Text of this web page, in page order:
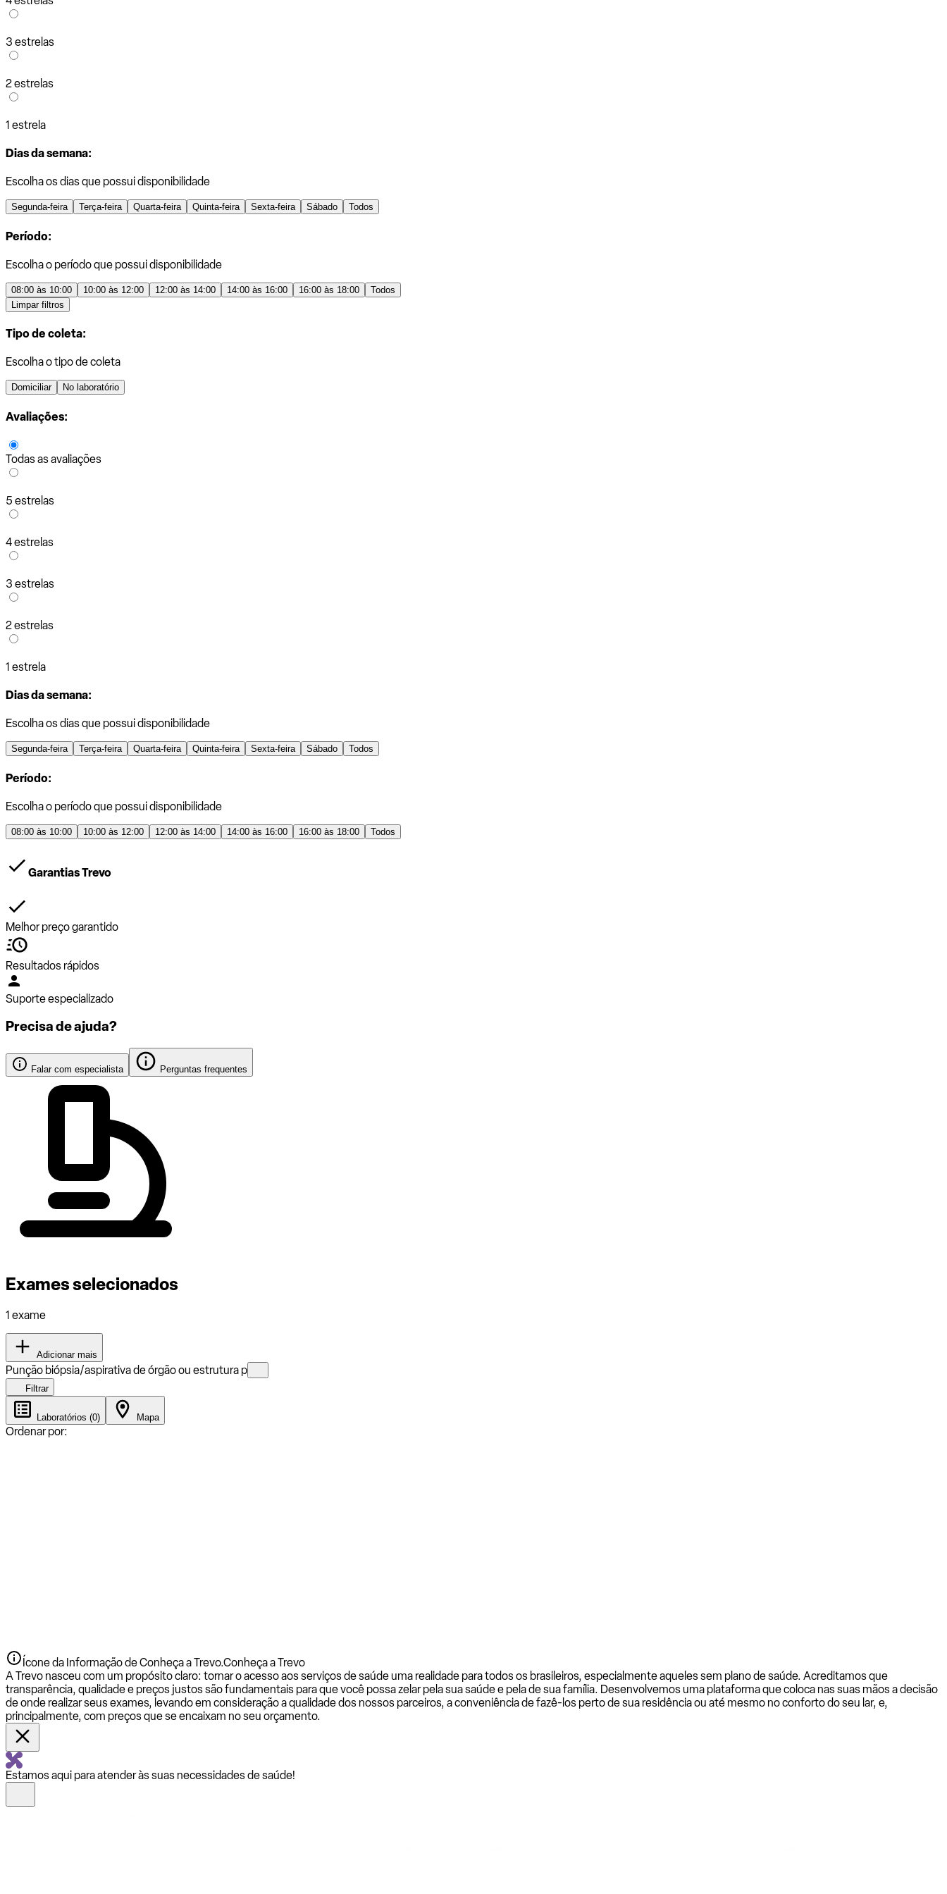
3 estrelas
2 estrelas
1 estrela
Dias da semana:
Escolha os dias que possui disponibilidade
Segunda-feira Terça-feira Quarta-feira Quinta-feira Sexta-feira Sábado Todos
Período:
Escolha o período que possui disponibilidade
08:00 às 10:00 10:00 às 12:00 12:00 às 14:00 14:00 às 16:00 16:00 às 18:00
Todos
Limpar filtros
Tipo de coleta:
Escolha o tipo de coleta
Domiciliar No laboratório
Avaliações:
Todas as avaliações
5 estrelas
4 estrelas
3 estrelas
2 estrelas
1 estrela
Dias da semana:
Escolha os dias que possui disponibilidade
Segunda-feira Terça-feira Quarta-feira Quinta-feira Sexta-feira Sábado Todos
Período:
Escolha o período que possui disponibilidade
08:00 às 10:00 10:00 às 12:00 12:00 às 14:00 14:00 às 16:00 16:00 às 18:00 Todos
Garantias Trevo
Melhor preço garantido
Resultados rápidos
Suporte especializado
Precisa de ajuda?
Falar com especialista Perguntas frequentes
Exames selecionados
1 exame
Adicionar mais
Punção biópsia/aspirativa de órgão ou estrutura p
Filtrar
Laboratórios (0) Mapa
Ordenar por:
Ícone da Informação de Conheça a Trevo.Conheça a Trevo
A Trevo nasceu com um propósito claro: tornar o acesso aos serviços de saúde uma realidade para todos os brasileiros, especialmente aqueles sem plano de saúde. Acreditamos que
transparência, qualidade e preços justos são fundamentais para que você possa zelar pela sua saúde e pela de sua família. Desenvolvemos uma plataforma que coloca nas suas mãos a decisão
de onde realizar seus exames, levando em consideração a qualidade dos nossos parceiros, a conveniência de fazê-los perto de sua residência ou até mesmo no conforto do seu lar, e,
principalmente, com preços que se encaixam no seu orçamento.
Estamos aqui para atender às suas necessidades de saúde!